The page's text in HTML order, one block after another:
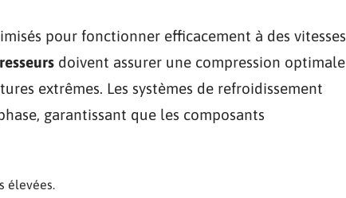
pour fonctionner efficacement à des vitesses
doivent assurer une compression optimale
extrêmes. Les systèmes de refroidissement
garantissant que les composants
élevées.